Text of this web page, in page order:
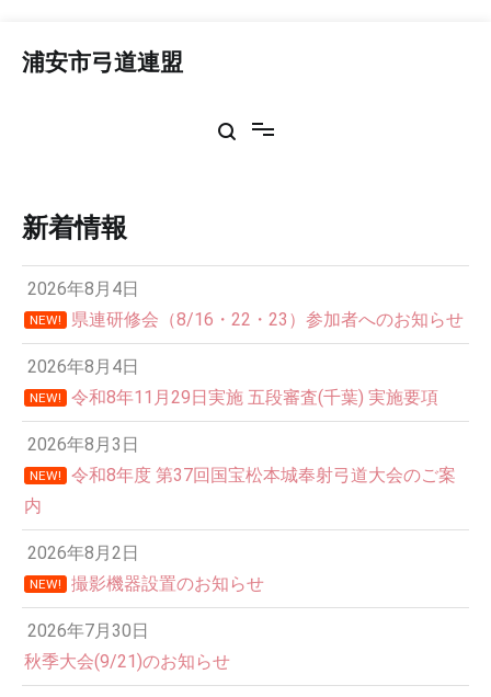
浦安市弓道連盟
新着情報
2026年8月4日
NEW! 県連研修会（8/16・22・23）参加者へのお知らせ
2026年8月4日
NEW! 令和8年11月29日実施 五段審査(千葉) 実施要項
2026年8月3日
NEW!
令和8年度 第37回国宝松本城奉射弓道大会のご案
内
2026年8月2日
NEW! 撮影機器設置のお知らせ
2026年7月30日
秋季大会(9/21)のお知らせ